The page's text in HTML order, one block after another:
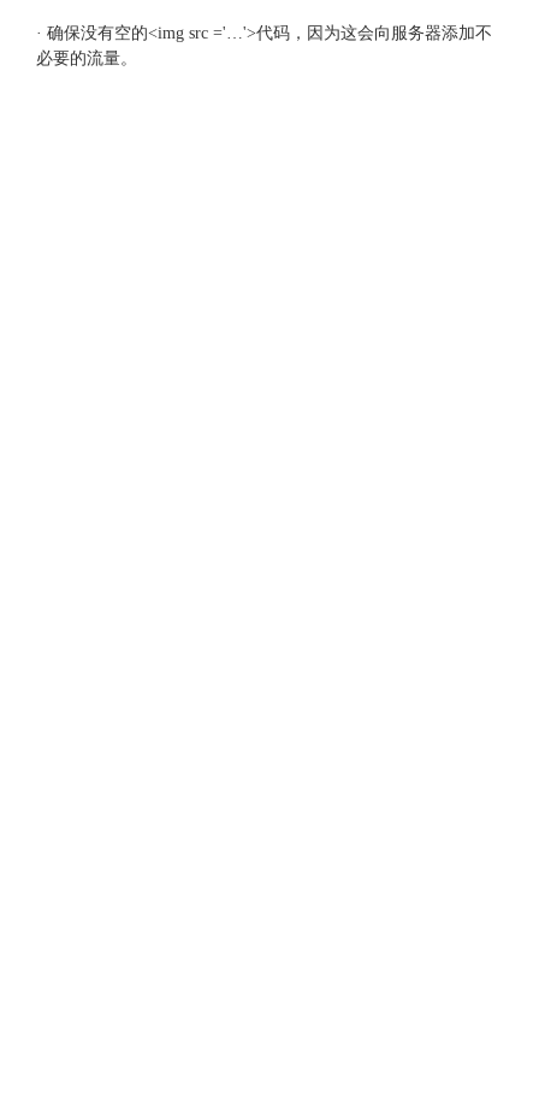
· 确保没有空的<img src ='…'>代码，因为这会向服务器添加不
必要的流量。